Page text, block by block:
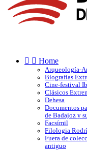
  Home
Arqueología-
Biografías
Cine-festival
Clásicos
Dehesa
Documentos
de Badajoz y
Facsímil
Filologia
Fuera de
antiguo